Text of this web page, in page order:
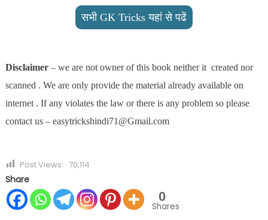
सभी GK Tricks यहां से पढें
Disclaimer– we are not owner of this book neither it created nor
scanned . We are only provide the material already available on
internet . If any violates the law or there is any problem so please
contact us – easytrickshindi71@Gmail.com
Post Views: 70,114
Share
0
Shares